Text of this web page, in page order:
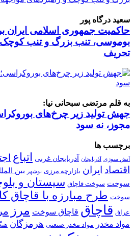
سعید درگاه پور
حاکمیت جمهوری اسلامی ایران
بوموسی، تنب بزرگ و‌ تنب کوچک
تحریف
به قلم مرتضی سبحانی نیا:
جهش تولید زیر چرخ‌های
مجوز، نه سود
برچسب ها
آتش سوزی آذربایجان آذربایجان غربی اتباع
اقتصاد ایران بازارچه مرزی بوشهر بین
سوخت سوخت قاچاق سیستان و
سوخت طرح مبارزه با قاچاق
عراق قاچاق قاچاق سوخت مرز
مواد مخدر
مواد مخدر صنعتی هرمزگان